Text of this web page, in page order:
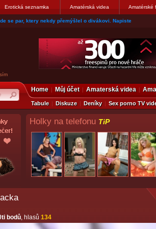
Erotická seznamka Amatérská videa Amatérské
se par, ktery nekdy přemýšlel o divákovi. Napiste
Home Můj účet Amaterská videa
Tabule Diskuze Deníky Sex porno TV
Holky na telefonu TiP
bodů, hlasů 134